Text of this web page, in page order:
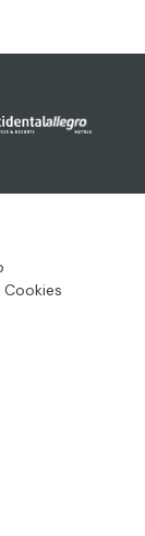
Cookies